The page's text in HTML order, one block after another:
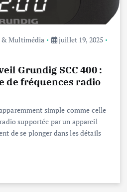
Multimédia
juillet 19, 2025
Grundig SCC 400 :
de fréquences radio
simple comme celle
supportée par un appareil
de se plonger dans les détails